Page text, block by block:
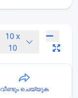
10 x
10
വീണ്ടും ചെയ്യുക